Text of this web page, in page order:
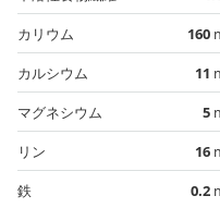
カリウム
160
カルシウム
11
マグネシウム
5
リン
16
鉄
0.2